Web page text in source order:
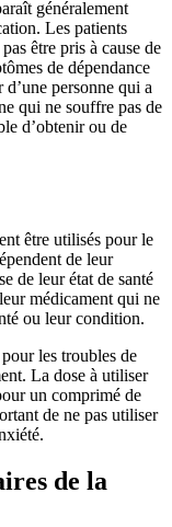
généralement
Les patients
être pris à cause de
de dépendance
d’une personne qui a
qui ne souffre pas de
d’obtenir ou de
être utilisés pour le
de leur
de leur état de santé
médicament qui ne
ou leur condition.
les troubles de
La dose à utiliser
un comprimé de
de ne pas utiliser
de la